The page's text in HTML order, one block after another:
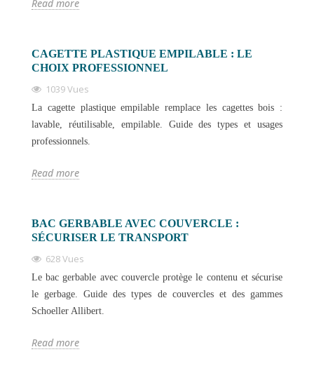
Read more
CAGETTE PLASTIQUE EMPILABLE : LE
CHOIX PROFESSIONNEL
1039 Vues
La cagette plastique empilable remplace les cagettes bois :
lavable, réutilisable, empilable. Guide des types et usages
professionnels.
Read more
BAC GERBABLE AVEC COUVERCLE :
SÉCURISER LE TRANSPORT
628 Vues
Le bac gerbable avec couvercle protège le contenu et sécurise
le gerbage. Guide des types de couvercles et des gammes
Schoeller Allibert.
Read more